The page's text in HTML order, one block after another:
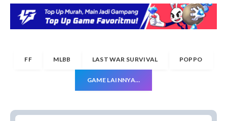
FF MLBB LAST WAR SURVIVAL POPPO
GAME LAINNYA…